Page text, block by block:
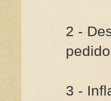
2 -
3 -